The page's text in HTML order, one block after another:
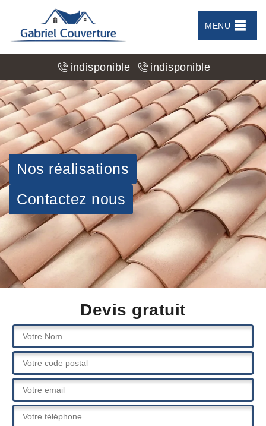
MENU
indisponible indisponible
Nos réalisations
Contactez nous
Devis gratuit